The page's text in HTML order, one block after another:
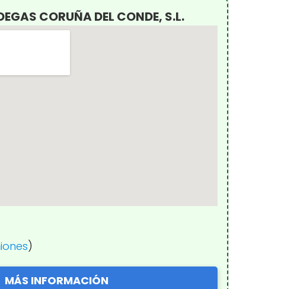
CORUÑA DEL CONDE, S.L.
)
MÁS INFORMACIÓN